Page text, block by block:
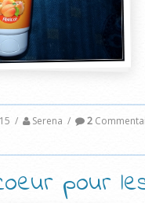
/ Serena / 2
pour